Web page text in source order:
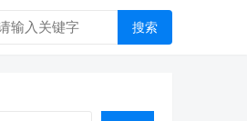
搜索